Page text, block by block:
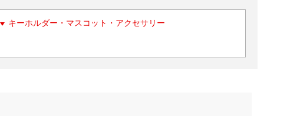
キーホルダー・マスコット・アクセサリー